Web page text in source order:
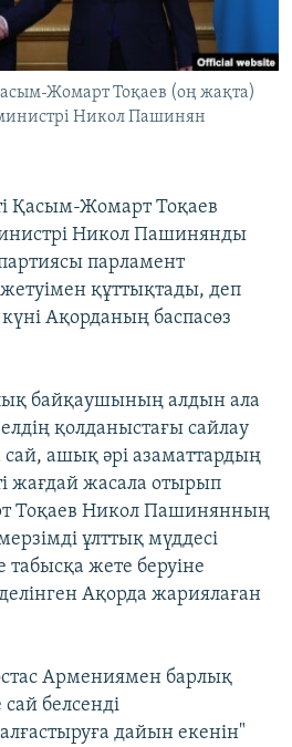
Жомарт Тоқаев (оң жақта)
Никол Пашинян
Қасым-Жомарт Тоқаев
Никол Пашинянды
парламент
құттықтады, деп
Ақорданың баспасөз
байқаушының алдын ала
қолданыстағы сайлау
ашық әрі азаматтардың
жағдай жасала отырып
Тоқаев Никол Пашинянның
ұлттық мүддесі
жете беруіне
делінген Ақорда жариялаған
Армениямен барлық
белсенді
дайын екенін"